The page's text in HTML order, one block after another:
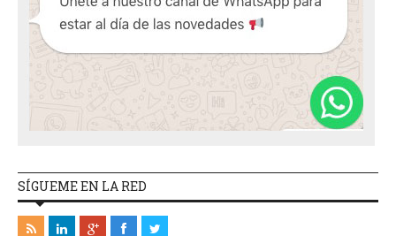
SÍGUEME EN LA RED